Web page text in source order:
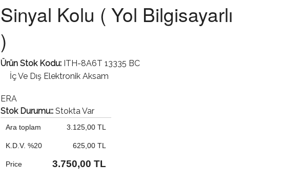
Sinyal Kolu ( Yol Bilgisayarlı
)
Ürün Stok Kodu: ITH-8A6T 13335 BC
İç Ve Dış Elektronik Aksam
ERA
Stok Durumu:: Stokta Var
Ara toplam 3.125,00 TL
K.D.V. %20 625,00 TL
Price 3.750,00 TL